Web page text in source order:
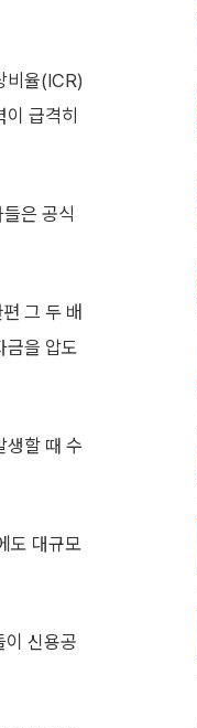
비율(ICR)
급격히
은 공식
그 두 배
금을 압도
생할 때 수
도 대규모
이 신용공